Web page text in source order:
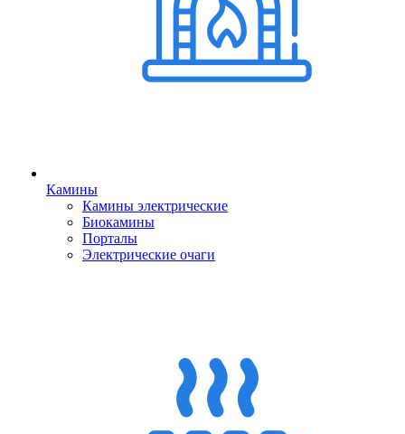
Камины
Камины электрические
Биокамины
Порталы
Электрические очаги